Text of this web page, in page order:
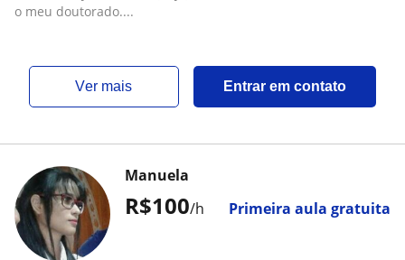
o meu doutorado....
ver mais Entrar em contato
R$100/h Primeira aula gratuita
Manuela